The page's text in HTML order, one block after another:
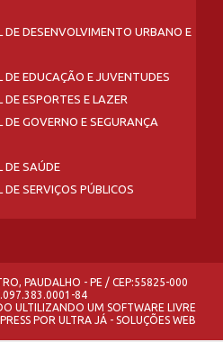
DE DESENVOLVIMENTO URBANO E
DE EDUCAÇÃO E JUVENTUDES
DE ESPORTES E LAZER
DE GOVERNO E SEGURANÇA
DE SAÚDE
SERVIÇOS PÚBLICOS
PAUDALHO - PE / CEP:55825-000
84
ULTILIZANDO UM SOFTWARE LIVRE
POR ULTRA JÁ - SOLUÇÕES WEB